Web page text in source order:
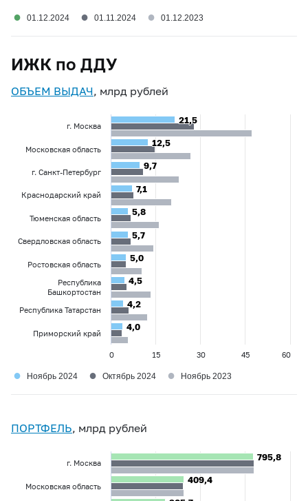
● 01.12.2024 ● 01.11.2024 ● 01.12.2023
ИЖК по ДДУ
ОБЪЕМ ВЫДАЧ, млрд рублей
ПОРТФЕЛЬ, млрд рублей
21,5
21,5
12,5
12,5
9,7
9,7
7,1
7,1
5,8
5,8
5,7
5,7
5,0
5,0
4,5
4,5
4,2
4,2
4,0
4,0
г. Москва
Московская область
г. Санкт-Петербург
Краснодарский край
Тюменская область
Свердловская область
Ростовская область
Республика
Башкортостан
Республика Татарстан
Приморский край
0 15 30 45 60
● Ноябрь 2024 ● Октябрь 2024 ● Ноябрь 2023
795,8
795,8
409,4
409,4
г. Москва
Московская область